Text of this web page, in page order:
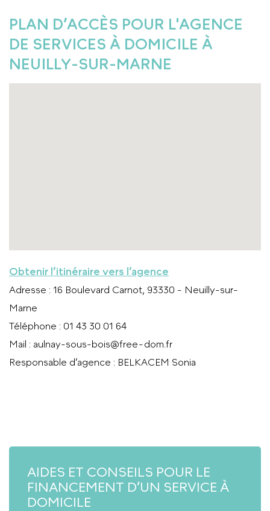
PLAN D’ACCÈS POUR L'AGENCE
DE SERVICES À DOMICILE À
NEUILLY-SUR-MARNE
Obtenir l’itinéraire vers l’agence
Adresse : 16 Boulevard Carnot, 93330 - Neuilly-sur-
Marne
Téléphone : 01 43 30 01 64
Mail : aulnay-sous-bois@free-dom.fr
Responsable d’agence : BELKACEM Sonia
AIDES ET CONSEILS POUR LE
FINANCEMENT D’UN SERVICE À
DOMICILE